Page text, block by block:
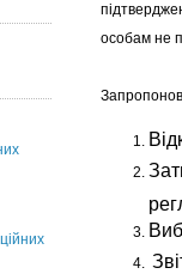
особам не